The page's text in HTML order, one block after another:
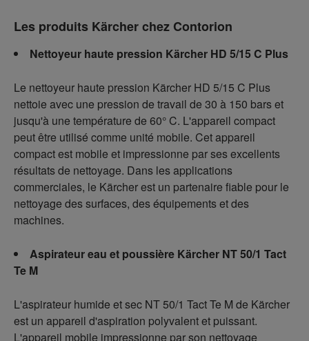
Les produits Kärcher chez Contorion
Nettoyeur haute pression Kärcher HD 5/15 C Plus
Le nettoyeur haute pression Kärcher HD 5/15 C Plus
nettoie avec une pression de travail de 30 à 150 bars et
jusqu'à une température de 60° C. L'appareil compact
peut être utilisé comme unité mobile. Cet appareil
compact est mobile et impressionne par ses excellents
résultats de nettoyage. Dans les applications
commerciales, le Kärcher est un partenaire fiable pour le
nettoyage des surfaces, des équipements et des
machines.
Aspirateur eau et poussière Kärcher NT 50/1 Tact
Te M
L'aspirateur humide et sec NT 50/1 Tact Te M de Kärcher
est un appareil d'aspiration polyvalent et puissant.
L'appareil mobile impressionne par son nettoyage